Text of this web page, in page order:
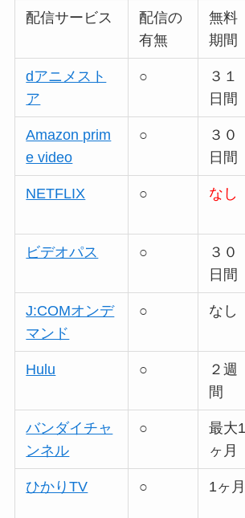
配信サービス
配信の
有無
無料
期間
dアニメスト
ア
○
３１
日間
Amazon prim
e video
○
３０
日間
NETFLIX ○ なし
ビデオパス ○
３０
日間
J:COMオンデ
マンド
○ なし
Hulu ○
２週
間
バンダイチャ
ンネル
○
最大1
ヶ月
ひかりTV ○ 1ヶ月